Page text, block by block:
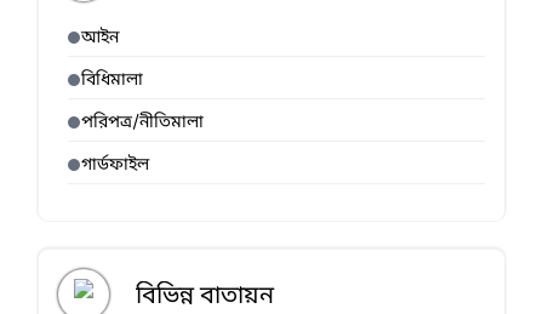
আইন
বিধিমালা
পরিপত্র/নীতিমালা
গার্ডফাইল
বিভিন্ন বাতায়ন